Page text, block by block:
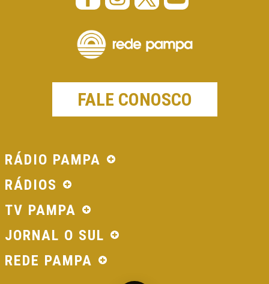
FALE CONOSCO
RÁDIO PAMPA
RÁDIOS
TV PAMPA
JORNAL O SUL
REDE PAMPA